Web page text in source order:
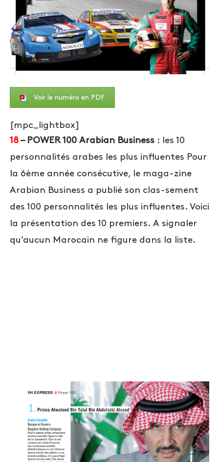
Voir le numéro en PDF
[mpc_lightbox]
18 – POWER 100 Arabian Business : les 10
personnalités arabes les plus influentes Pour
la 6ème année consécutive, le maga-zine
Arabian Business a publié son clas-sement
des 100 personnalités les plus influentes. Voici
la présentation des 10 premiers. A signaler
qu’aucun Marocain ne figure dans la liste.